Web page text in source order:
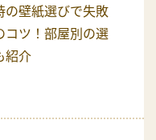
の壁紙選びで失敗
コツ！部屋別の選
紹介